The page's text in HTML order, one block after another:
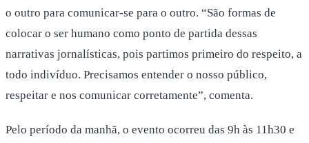
o outro para comunicar-se para o outro. “São formas de
colocar o ser humano como ponto de partida dessas
narrativas jornalísticas, pois partimos primeiro do respeito, a
todo indivíduo. Precisamos entender o nosso público,
respeitar e nos comunicar corretamente”, comenta.
Pelo período da manhã, o evento ocorreu das 9h às 11h30 e